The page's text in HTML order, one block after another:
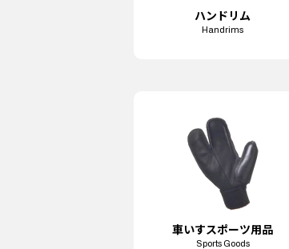
ハンドリム
Handrims
車いす スポーツ用品
Sports Goods